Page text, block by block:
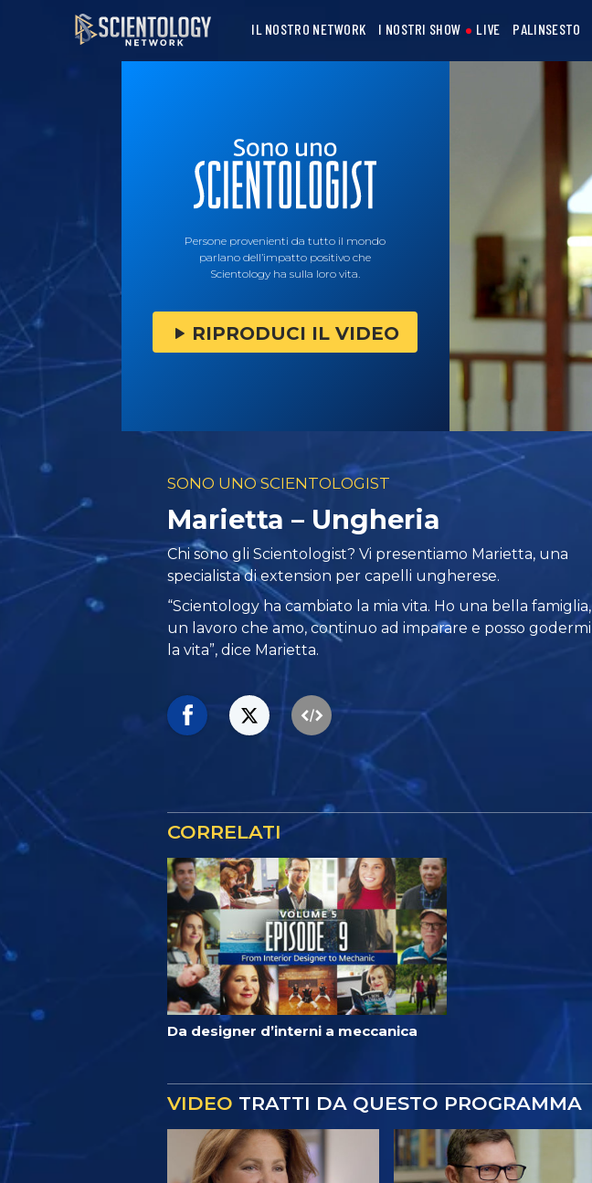
IL NOSTRO NETWORK I NOSTRI SHOW LIVE PALINSESTO
Persone provenienti da tutto il mondo
parlano dell’impatto positivo che
Scientology ha sulla loro vita.
RIPRODUCI IL VIDEO
SONO UNO SCIENTOLOGIST
Marietta – Ungheria
Chi sono gli Scientologist? Vi presentiamo Marietta, una
specialista di extension per capelli ungherese.
“Scientology ha cambiato la mia vita. Ho una bella famiglia,
un lavoro che amo, continuo ad imparare e posso godermi
la vita”, dice Marietta.
CORRELATI
Da designer d’interni a meccanica
VIDEO TRATTI DA QUESTO PROGRAMMA